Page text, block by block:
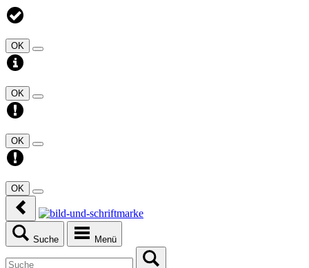
OK
OK
OK
OK
Suche Menü